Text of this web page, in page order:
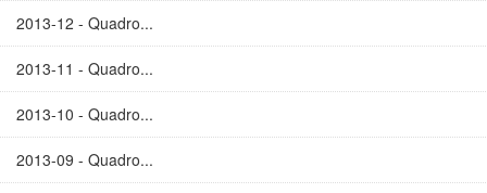
2013-12 - Quadro...
2013-11 - Quadro...
2013-10 - Quadro...
2013-09 - Quadro...